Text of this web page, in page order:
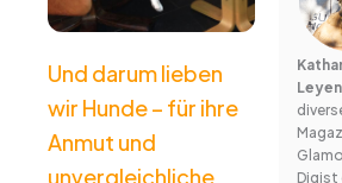
Und darum lieben
wir Hunde – für ihre
Anmut und
unvergleichliche
Leyen
Digist